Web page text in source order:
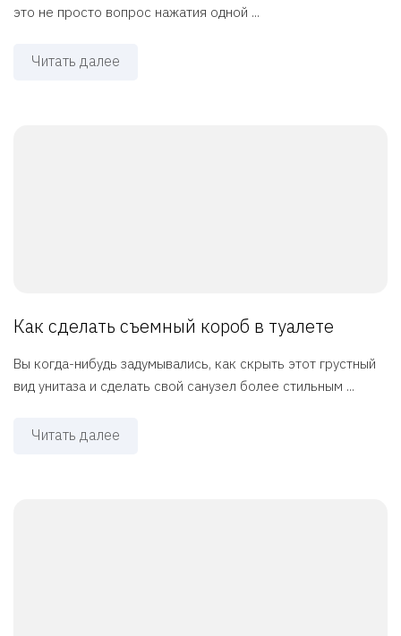
это не просто вопрос нажатия одной ...
Читать далее
Как сделать съемный короб в туалете
Вы когда-нибудь задумывались, как скрыть этот грустный
вид унитаза и сделать свой санузел более стильным ...
Читать далее